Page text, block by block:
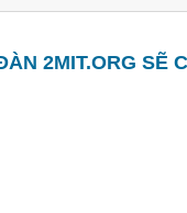
2MIT.ORG SẼ